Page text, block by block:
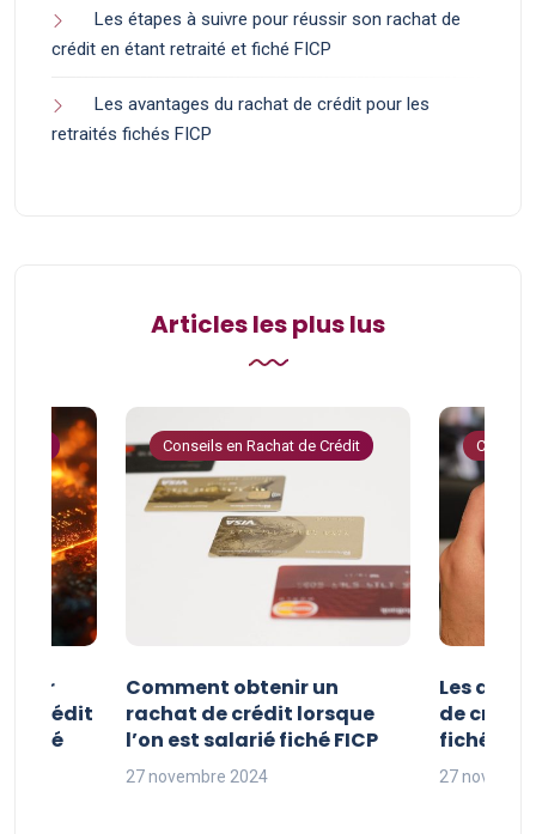
Les étapes à suivre pour réussir son rachat de
crédit en étant retraité et fiché FICP
Les avantages du rachat de crédit pour les
retraités fichés FICP
Articles les plus lus
pour
crédit
fiché
Conseils en Rachat de Crédit
Comment obtenir un
rachat de crédit lorsque
l’on est salarié fiché FICP
27 novembre 2024
Les
de crédit
fichés
27